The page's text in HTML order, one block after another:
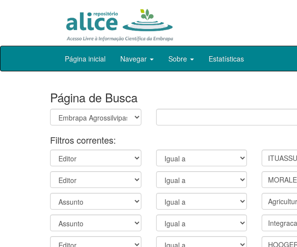
Skip
Página inicial Navegar Sobre Estatísticas
Página de Busca
Filtros correntes: